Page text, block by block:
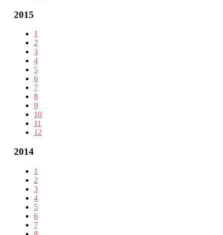
2015
1
2
3
4
5
6
7
8
9
10
11
12
2014
1
2
3
4
5
6
7